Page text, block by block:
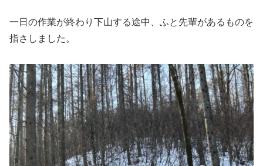
一日の作業が終わり下山する途中、ふと先輩があるものを
指さしました。